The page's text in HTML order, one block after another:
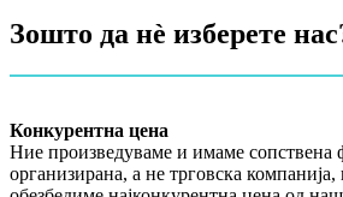
Зошто да нѐ изберете
Конкурентна цена
Ние произведуваме и имаме сопствена
организирана, а не трговска